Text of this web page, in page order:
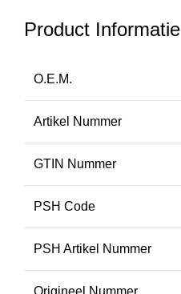
Product Informatie
O.E.M.
Artikel Nummer
GTIN Nummer
PSH Code
PSH Artikel Nummer
Origineel Nummer